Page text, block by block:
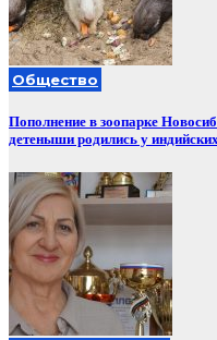
Общество
Пополнение в зоопарке
детеныши родились у